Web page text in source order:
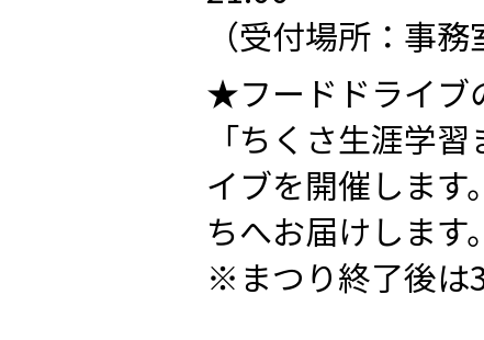
（受付場所：事務
★フードドライブ
「ちくさ生涯学
イブを開催しま
ちへお届けします
※まつり終了後は